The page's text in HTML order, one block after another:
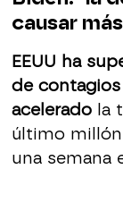
causar
EEUU ha
de
aceleradola
último
una semana